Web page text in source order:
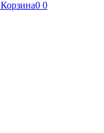
Корзина0 0